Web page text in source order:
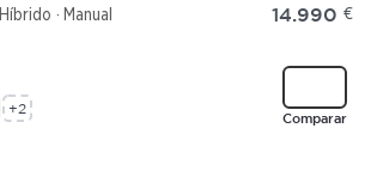
Híbrido
Manual
14.990 €
Comparar
+2